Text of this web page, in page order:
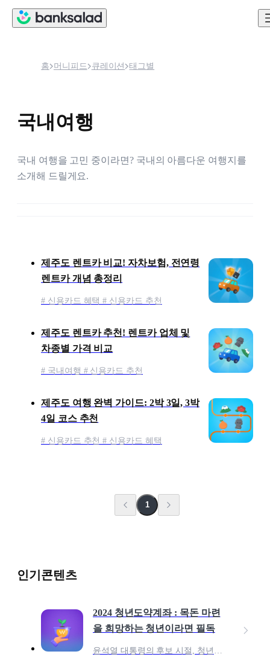
홈 머니피드 큐레이션 태그별
국내여행
국내 여행을 고민 중이라면? 국내의 아름다운 여행지를
소개해 드릴게요.
제주도 렌트카 비교! 자차보험, 전연령
렌트카 개념 총정리
# 신용카드 혜택 # 신용카드 추천
제주도 렌트카 추천! 렌트카 업체 및
차종별 가격 비교
# 국내여행 # 신용카드 추천
제주도 여행 완벽 가이드: 2박 3일, 3박
4일 코스 추천
# 신용카드 추천 # 신용카드 혜택
1
인기콘텐츠
2024 청년도약계좌 : 목돈 마련
을 희망하는 청년이라면 필독
윤석열 대통령의 후보 시절, 청년들의 목돈 마련을 위하여 10년 만기 1억 원의 저축 상품을 약속 한 바 있어요. 이 공약을 다듬어, 23년 6월 청년들의 중장기 자산 형성을 지